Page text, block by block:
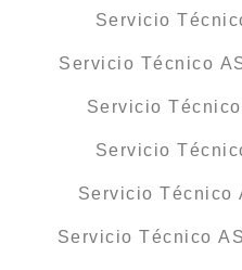
Servicio
Servicio Técnico
Servicio
Servicio
Servicio Técnico
Servicio Técnico